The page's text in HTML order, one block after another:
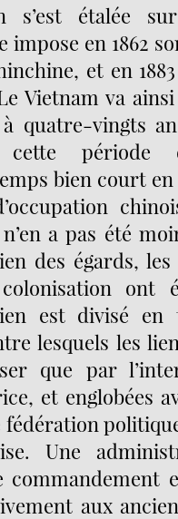
s’est étalée
impose en 1862
et en
Vietnam va
quatre-vingts
période
bien court
a pas été
des égards,
ont
est divisé en
lesquels les
que par
et englobées
fédération
Une
aux